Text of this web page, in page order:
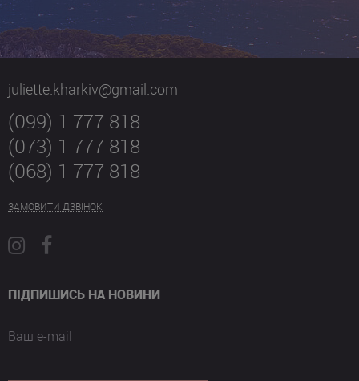
juliette.kharkiv@gmail.com
(099) 1 777 818
(073) 1 777 818
(068) 1 777 818
ЗАМОВИТИ ДЗВІНОК
ПІДПИШИСЬ НА НОВИНИ
Ваш e-mail